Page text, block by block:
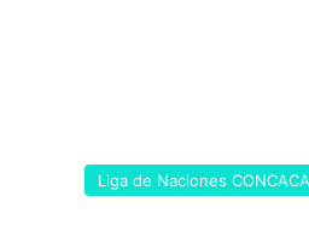
Liga de Naciones